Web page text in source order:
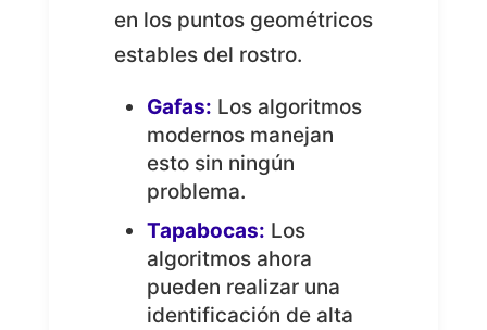
en los puntos geométricos
estables del rostro.
Gafas: Los algoritmos
modernos manejan
esto sin ningún
problema.
Tapabocas: Los
algoritmos ahora
pueden realizar una
identificación de alta